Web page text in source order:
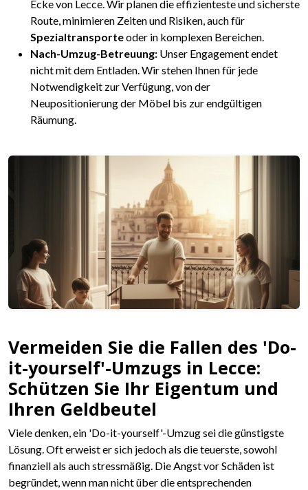
Ecke von Lecce. Wir planen die effizienteste und sicherste
Route, minimieren Zeiten und Risiken, auch für
Spezialtransporteoder in komplexen Bereichen.
Nach-Umzug-Betreuung: Unser Engagement endet
nicht mit dem Entladen. Wir stehen Ihnen für jede
Notwendigkeit zur Verfügung, von der
Neupositionierung der Möbel bis zur endgültigen
Räumung.
Vermeiden Sie die Fallen des 'Do-
it-yourself'-Umzugs in Lecce:
Schützen Sie Ihr Eigentum und
Ihren Geldbeutel
Viele denken, ein 'Do-it-yourself'-Umzug sei die günstigste
Lösung. Oft erweist er sich jedoch als die teuerste, sowohl
finanziell als auch stressmäßig. Die Angst vor Schäden ist
begründet, wenn man nicht über die entsprechenden